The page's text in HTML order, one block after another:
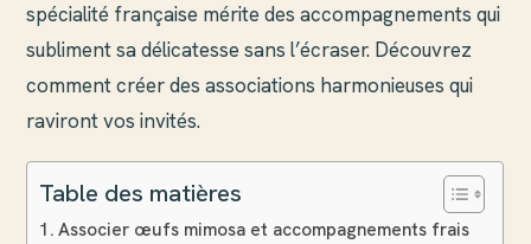
spécialité française mérite des accompagnements qui
subliment sa délicatesse sans l’écraser. Découvrez
comment créer des associations harmonieuses qui
raviront vos invités.
Table des matières
Associer œufs mimosa et accompagnements frais